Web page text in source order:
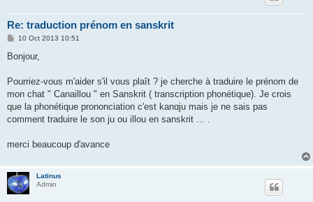
Re: traduction prénom en sanskrit
P
s
10 Oct 2013 10:51
Bonjour,
Pourriez-vous m'aider s'il vous plaît ? je cherche à traduire le prénom de
mon chat " Canaillou " en Sanskrit ( transcription phonétique). Je crois
que la phonétique prononciation c'est kanɑju mais je ne sais pas
comment traduire le son ju ou illou en sanskrit ... .
merci beaucoup d'avance
Latinus
Admin